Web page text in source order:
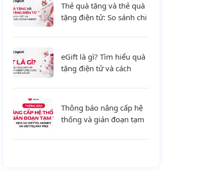
Thẻ quà tặng và thẻ quà
tặng điện tử: So sánh chi
doanh nghiệp
eGift là gì? Tìm hiểu quà
tặng điện tử và cách
trong chuyển đổi số
Thông báo nâng cấp hệ
thống và gián đoạn tạm
Money và ViettelPay Pro